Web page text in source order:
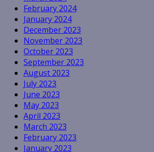
February 2024
January 2024
December 2023
November 2023
October 2023
September 2023
August 2023
July 2023
June 2023
May 2023
April 2023
March 2023
February 2023
January 2023